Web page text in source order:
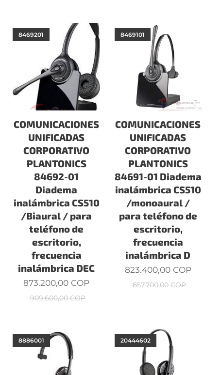
COMUNICACIONES
UNIFICADAS
CORPORATIVO
PLANTONICS
84692-01
Diadema
inalámbrica CS510
/Biaural / para
teléfono de
escritorio,
frecuencia
inalámbrica DEC
8469201
873.200,00 COP
909.600,00COP
COMUNICACIONES
UNIFICADAS
CORPORATIVO
PLANTONICS
84691-01 Diadema
inalámbrica CS510
/monoaural /
para teléfono de
escritorio,
frecuencia
inalámbrica D
8469101
823.400,00COP
857.700,00COP
8886001 20444602